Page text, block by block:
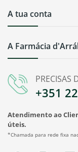
PRECISAS
+351
Atendimento ao
úteis.
*Chamada para rede fixa
A Farmácia
A tua conta